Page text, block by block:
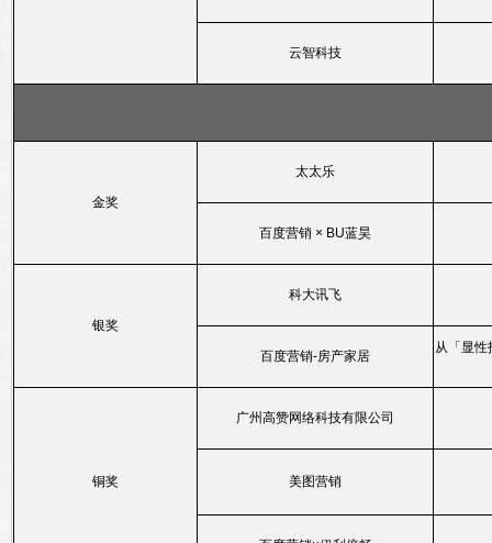
云智科技
金奖
太太乐
百度营销 × BU蓝昊
银奖
科大讯飞
百度营销-房产家居
从「显性
铜奖
广州高赞网络科技有限公司
美图营销